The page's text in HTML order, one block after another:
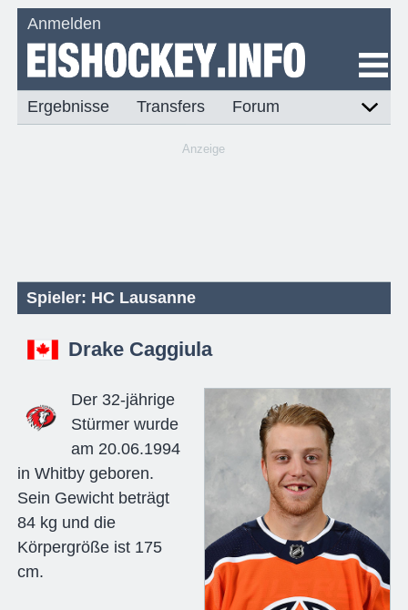
Anmelden
Ergebnisse Transfers Forum
Anzeige
Spieler: HC Lausanne
Drake Caggiula
Der 32-jährige
Stürmer wurde
am 20.06.1994
in Whitby geboren.
Sein Gewicht beträgt
84 kg und die
Körpergröße ist 175
cm.